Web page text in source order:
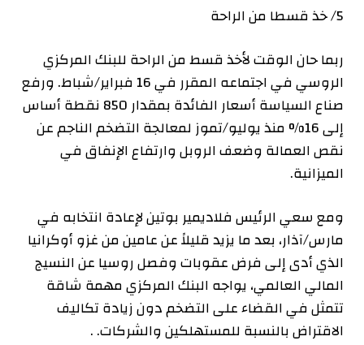
5/ خذ قسطا من الراحة
ربما حان الوقت لأخذ قسط من الراحة للبنك المركزي
الروسي في اجتماعه المقرر في 16 فبراير/شباط. ورفع
صناع السياسة أسعار الفائدة بمقدار 850 نقطة أساس
إلى 16% منذ يوليو/تموز لمعالجة التضخم الناجم عن
نقص العمالة وضعف الروبل وارتفاع الإنفاق في
الميزانية.
ومع سعي الرئيس فلاديمير بوتين لإعادة انتخابه في
مارس/آذار، بعد ما يزيد قليلاً عن عامين من غزو أوكرانيا
الذي أدى إلى فرض عقوبات وفصل روسيا عن النسيج
المالي العالمي، يواجه البنك المركزي مهمة شاقة
تتمثل في القضاء على التضخم دون زيادة تكاليف
الاقتراض بالنسبة للمستهلكين والشركات. .